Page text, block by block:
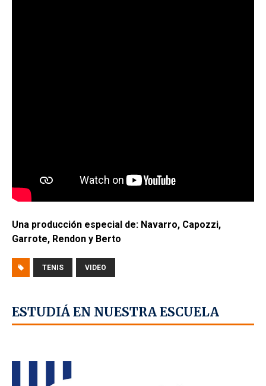
Una producción especial de: Navarro, Capozzi,
Garrote, Rendon y Berto
TENIS VIDEO
ESTUDIÁ EN NUESTRA ESCUELA